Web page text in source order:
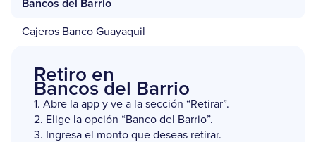
Bancos del Barrio
Cajeros Banco Guayaquil
Retiro en
Bancos del Barrio
1. Abre la app y ve a la sección “Retirar”.
2. Elige la opción “Banco del Barrio”.
3. Ingresa el monto que deseas retirar.